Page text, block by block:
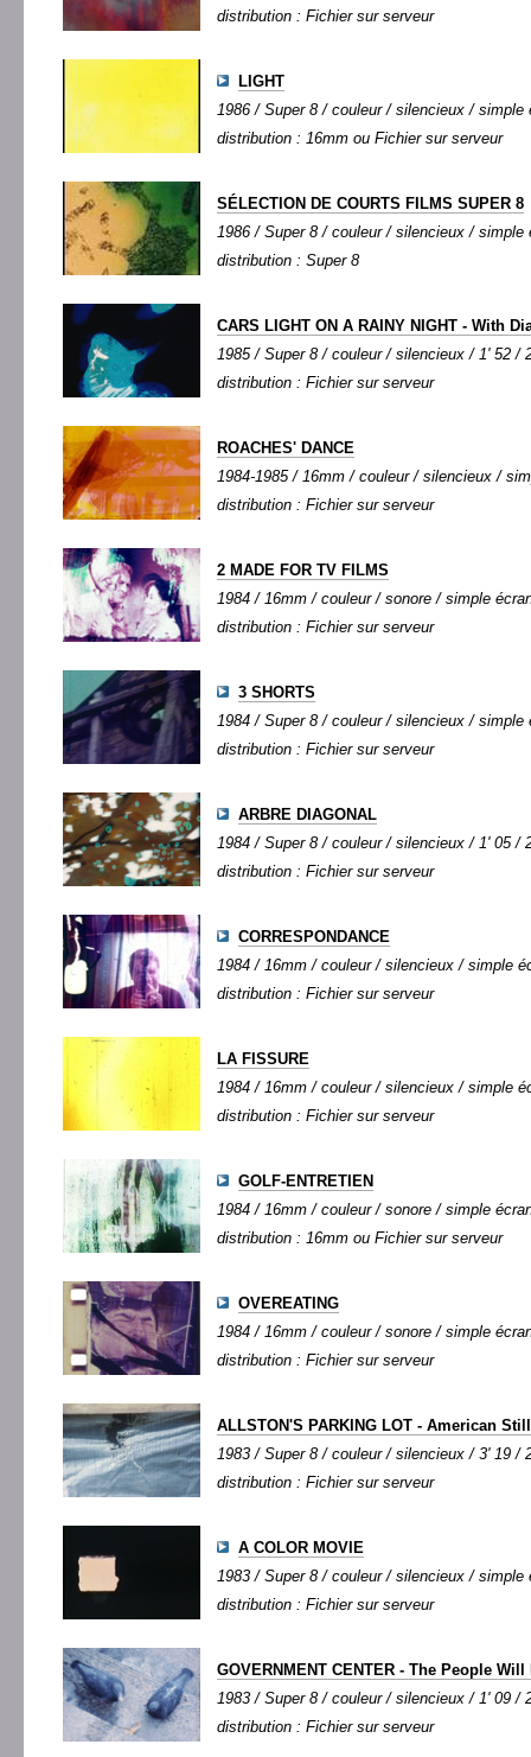
distribution : Fichier sur serveur
LIGHT
1986 / Super 8 / couleur / silencieux / simple
distribution : 16mm ou Fichier sur serveur
SÉLECTION DE COURTS FILMS SUPER 8
1986 / Super 8 / couleur / silencieux / simple
distribution : Super 8
CARS LIGHT ON A RAINY NIGHT - With
1985 / Super 8 / couleur / silencieux / 1' 52 /
distribution : Fichier sur serveur
ROACHES' DANCE
1984-1985 / 16mm / couleur / silencieux /
distribution : Fichier sur serveur
2 MADE FOR TV FILMS
1984 / 16mm / couleur / sonore / simple
distribution : Fichier sur serveur
3 SHORTS
1984 / Super 8 / couleur / silencieux / simple
distribution : Fichier sur serveur
ARBRE DIAGONAL
1984 / Super 8 / couleur / silencieux / 1' 05 /
distribution : Fichier sur serveur
CORRESPONDANCE
1984 / 16mm / couleur / silencieux / simple
distribution : Fichier sur serveur
LA FISSURE
1984 / 16mm / couleur / silencieux / simple
distribution : Fichier sur serveur
GOLF-ENTRETIEN
1984 / 16mm / couleur / sonore / simple
distribution : 16mm ou Fichier sur serveur
OVEREATING
1984 / 16mm / couleur / sonore / simple
distribution : Fichier sur serveur
ALLSTON'S PARKING LOT - American
1983 / Super 8 / couleur / silencieux / 3' 19 /
distribution : Fichier sur serveur
A COLOR MOVIE
1983 / Super 8 / couleur / silencieux / simple
distribution : Fichier sur serveur
GOVERNMENT CENTER - The People Will
1983 / Super 8 / couleur / silencieux / 1' 09 /
distribution : Fichier sur serveur